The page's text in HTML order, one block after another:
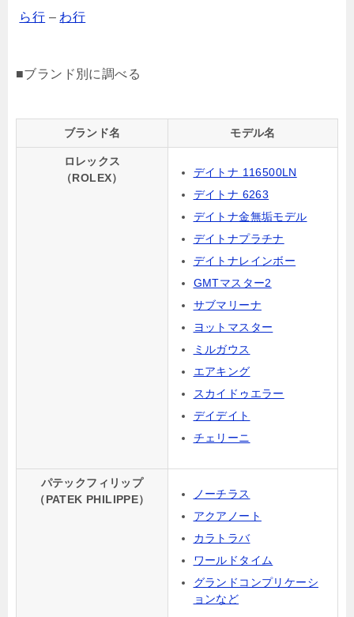
ら行 – わ行
■ブランド別に調べる
ブランド名 モデル名
ロレックス
（ROLEX）
デイトナ 116500LN
デイトナ 6263
デイトナ金無垢モデル
デイトナプラチナ
デイトナレインボー
GMTマスター2
サブマリーナ
ヨットマスター
ミルガウス
エアキング
スカイドゥエラー
デイデイト
チェリーニ
パテックフィリップ
（PATEK PHILIPPE）
ノーチラス
アクアノート
カラトラバ
ワールドタイム
グランドコンプリケーシ
ョンなど